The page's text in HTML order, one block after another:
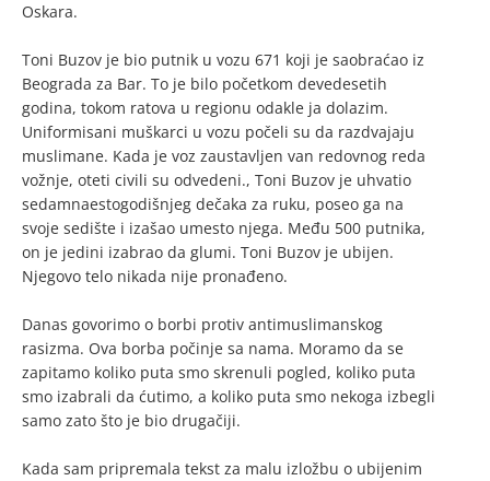
Oskara.
Toni Buzov je bio putnik u vozu 671 koji je saobraćao iz
Beograda za Bar. To je bilo početkom devedesetih
godina, tokom ratova u regionu odakle ja dolazim.
Uniformisani muškarci u vozu počeli su da razdvajaju
muslimane. Kada je voz zaustavljen van redovnog reda
vožnje, oteti civili su odvedeni., Toni Buzov je uhvatio
sedamnaestogodišnjeg dečaka za ruku, poseo ga na
svoje sedište i izašao umesto njega. Među 500 putnika,
on je jedini izabrao da glumi. Toni Buzov je ubijen.
Njegovo telo nikada nije pronađeno.
Danas govorimo o borbi protiv antimuslimanskog
rasizma. Ova borba počinje sa nama. Moramo da se
zapitamo koliko puta smo skrenuli pogled, koliko puta
smo izabrali da ćutimo, a koliko puta smo nekoga izbegli
samo zato što je bio drugačiji.
Kada sam pripremala tekst za malu izložbu o ubijenim